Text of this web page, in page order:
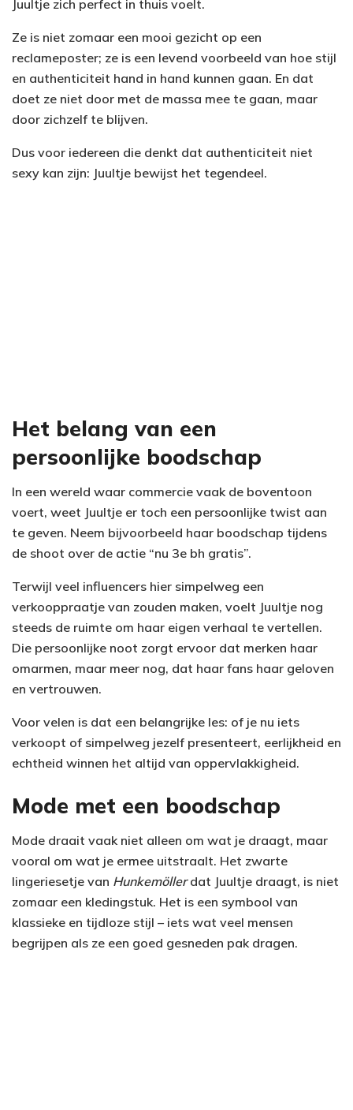
Juultje zich perfect in thuis voelt.
Ze is niet zomaar een mooi gezicht op een
reclameposter; ze is een levend voorbeeld van hoe stijl
en authenticiteit hand in hand kunnen gaan. En dat
doet ze niet door met de massa mee te gaan, maar
door zichzelf te blijven.
Dus voor iedereen die denkt dat authenticiteit niet
sexy kan zijn: Juultje bewijst het tegendeel.
Het belang van een
persoonlijke boodschap
In een wereld waar commercie vaak de boventoon
voert, weet Juultje er toch een persoonlijke twist aan
te geven. Neem bijvoorbeeld haar boodschap tijdens
de shoot over de actie “nu 3e bh gratis”.
Terwijl veel influencers hier simpelweg een
verkooppraatje van zouden maken, voelt Juultje nog
steeds de ruimte om haar eigen verhaal te vertellen.
Die persoonlijke noot zorgt ervoor dat merken haar
omarmen, maar meer nog, dat haar fans haar geloven
en vertrouwen.
Voor velen is dat een belangrijke les: of je nu iets
verkoopt of simpelweg jezelf presenteert, eerlijkheid en
echtheid winnen het altijd van oppervlakkigheid.
Mode met een boodschap
Mode draait vaak niet alleen om wat je draagt, maar
vooral om wat je ermee uitstraalt. Het zwarte
lingeriesetje van Hunkemöllerdat Juultje draagt, is niet
zomaar een kledingstuk. Het is een symbool van
klassieke en tijdloze stijl – iets wat veel mensen
begrijpen als ze een goed gesneden pak dragen.